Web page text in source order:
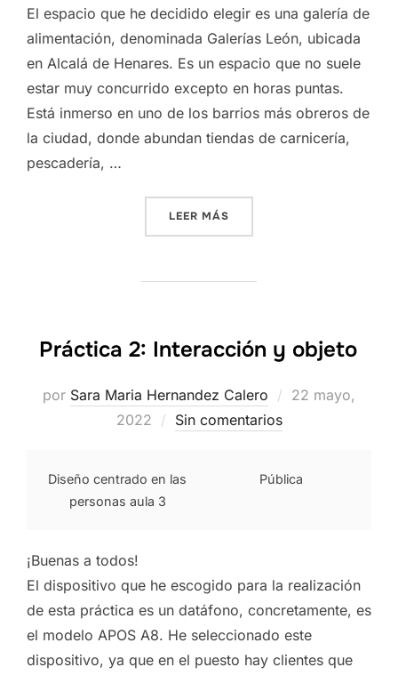
El espacio que he decidido elegir es una galería de
alimentación, denominada Galerías León, ubicada
en Alcalá de Henares. Es un espacio que no suele
estar muy concurrido excepto en horas puntas.
Está inmerso en uno de los barrios más obreros de
la ciudad, donde abundan tiendas de carnicería,
pescadería, …
LEER MÁS
Práctica 2: Interacción y objeto
por Sara Maria Hernandez Calero
Publicado
22 mayo,
2022
Sin comentarios
Diseño centrado en las
personas aula 3
Pública
¡Buenas a todos!
El dispositivo que he escogido para la realización
de esta práctica es un datáfono, concretamente, es
el modelo APOS A8. He seleccionado este
dispositivo, ya que en el puesto hay clientes que